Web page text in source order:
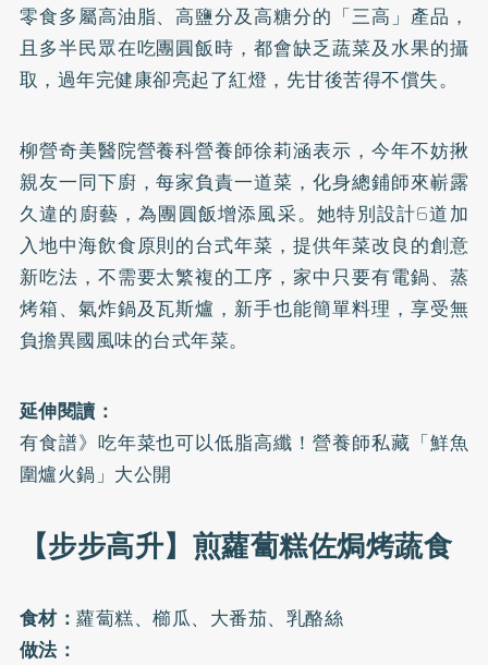
零食多屬高油脂、高鹽分及高糖分的「三高」產品，
且多半民眾在吃團圓飯時，都會缺乏蔬菜及水果的攝
取，過年完健康卻亮起了紅燈，先甘後苦得不償失。
柳營奇美醫院營養科營養師徐莉涵表示，今年不妨揪
親友一同下廚，每家負責一道菜，化身總鋪師來嶄露
久違的廚藝，為團圓飯增添風采。她特別設計6道加
入地中海飲食原則的台式年菜，提供年菜改良的創意
新吃法，不需要太繁複的工序，家中只要有電鍋、蒸
烤箱、氣炸鍋及瓦斯爐，新手也能簡單料理，享受無
負擔異國風味的台式年菜。
延伸閱讀：
有食譜》吃年菜也可以低脂高纖！營養師私藏「鮮魚
圍爐火鍋」大公開
【步步高升】煎蘿蔔糕佐焗烤蔬食
食材：蘿蔔糕、櫛瓜、大番茄、乳酪絲
做法：